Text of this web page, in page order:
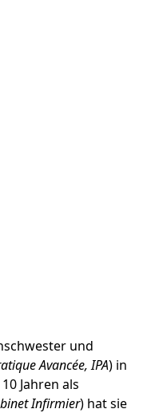
und
Avancée, IPA) in
Jahren als
Infirmier) hat sie